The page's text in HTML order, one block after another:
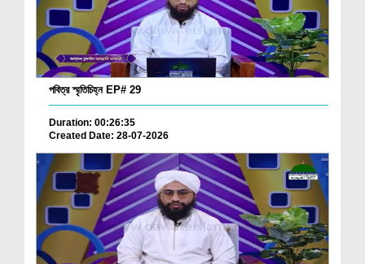
পবিত্র স্মৃতিচিহ্ন EP# 29
Duration: 00:26:35
Created Date: 28-07-2026